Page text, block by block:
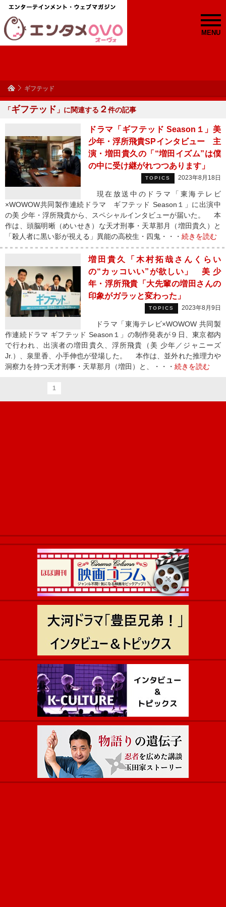
MENU
ギフテッド
「ギフテッド 」に関連する ２件の記事
ドラマ「ギフテッド Season１」美
少年・浮所飛貴SPインタビュー 主
演・増田貴久の「“増田イズム”は僕
の中に受け継がれつつあります」
TOPICS 2023年8月18日
現在放送中のドラマ「東海テレビ
×WOWOW共同製作連続ドラマ ギフテッド Season１」に出演中
の美 少年・浮所飛貴から、スペシャルインタビューが届いた。 本
作は、頭脳明晰（めいせき）な天才刑事・天草那月（増田貴久）と
「殺人者に黒い影が視える」異能の高校生・四鬼・・・ 続きを読む
増田貴久「木村拓哉さんくらい
の“カッコいい”が欲しい」 美 少
年・浮所飛貴「大先輩の増田さんの
印象がガラッと変わった」
TOPICS 2023年8月9日
ドラマ「東海テレビ×WOWOW 共同製
作連続ドラマ ギフテッド Season１」の制作発表が９日、東京都内
で行われ、出演者の増田貴久、浮所飛貴（美 少年／ジャニーズ
Jr.）、泉里香、小手伸也が登場した。 本作は、並外れた推理力や
洞察力を持つ天才刑事・天草那月（増田）と、・・・ 続きを読む
1